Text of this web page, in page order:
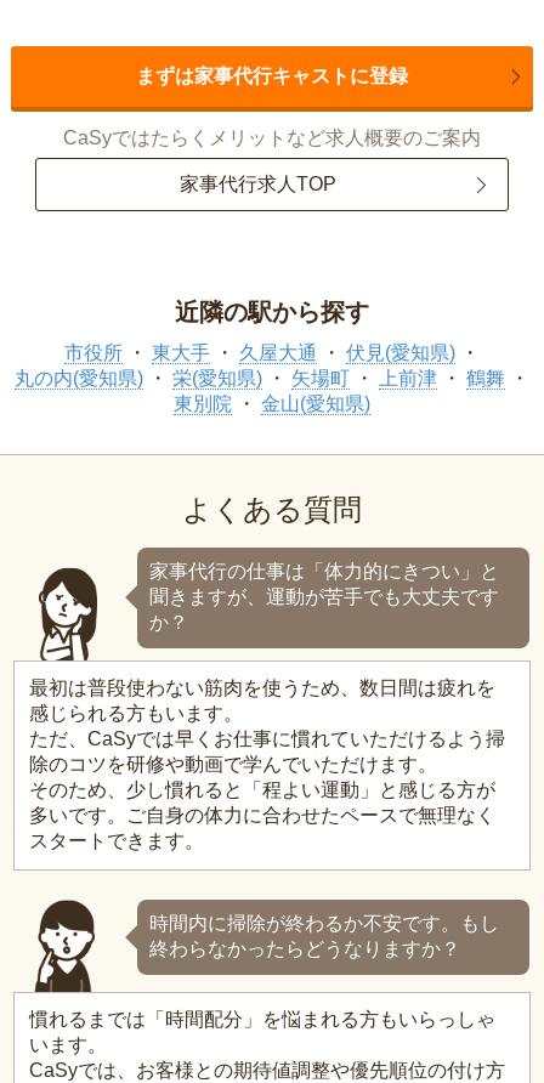
まずは家事代行キャストに登録
CaSyではたらくメリットなど求人概要のご案内
家事代行求人TOP
近隣の駅から探す
市役所 東大手 久屋大通
伏見(愛知県)
丸の内(愛知県)
栄(愛知県) 矢場町 上前津
鶴舞
東別院
金山(愛知県)
よくある質問
家事代行の仕事は「体力的にきつい」と
聞きますが、運動が苦手でも大丈夫です
か？
最初は普段使わない筋肉を使うため、数日間は疲れを
感じられる方もいます。
ただ、CaSyでは早くお仕事に慣れていただけるよう掃
除のコツを研修や動画で学んでいただけます。
そのため、少し慣れると「程よい運動」と感じる方が
多いです。ご自身の体力に合わせたペースで無理なく
スタートできます。
時間内に掃除が終わるか不安です。もし
終わらなかったらどうなりますか？
慣れるまでは「時間配分」を悩まれる方もいらっしゃ
います。
CaSyでは、お客様との期待値調整や優先順位の付け方